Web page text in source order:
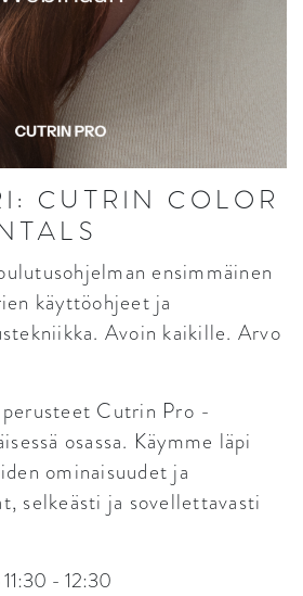
CUTRIN COLOR
ensimmäinen
käyttöohjeet ja
Avoin kaikille. Arvo
Cutrin Pro -
osassa. Käymme läpi
ominaisuudet ja
selkeästi ja sovellettavasti
- 12:30